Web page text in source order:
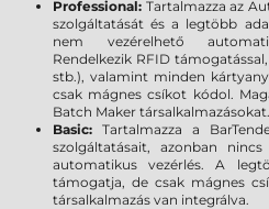
Professional: Tartalmazza az
szolgáltatását és a legtöbb
nem vezérelhető
Rendelkezik RFID
stb.), valamint minden
csak mágnes csíkot kódol.
Batch Maker társalkalmazásokat.
Basic: Tartalmazza a
szolgáltatásait, azonban
automatikus vezérlés. A
támogatja, de csak mágnes
társalkalmazás van integrálva.